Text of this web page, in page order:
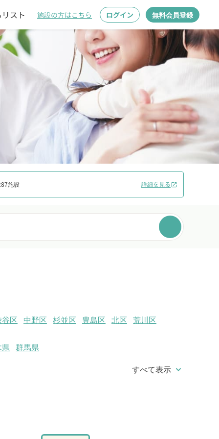
スト 施設の方はこちら ログイン 無料会員登録
施設 詳細を見るopen_in_new
区 中野区 杉並区 豊島区 北区 荒川区
群馬県
すべて表示 keyboard_arrow_down